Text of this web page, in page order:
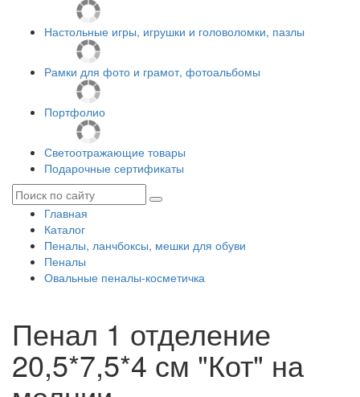
Настольные игры, игрушки и головоломки, пазлы
Рамки для фото и грамот, фотоальбомы
Портфолио
Светоотражающие товары
Подарочные сертификаты
Главная
Каталог
Пеналы, ланчбоксы, мешки для обуви
Пеналы
Овальные пеналы-косметичка
Пенал 1 отделение
20,5*7,5*4 см "Кот" на